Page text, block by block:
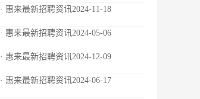
· 惠来最新招聘资讯2024-11-18
· 惠来最新招聘资讯2024-05-06
· 惠来最新招聘资讯2024-12-09
· 惠来最新招聘资讯2024-06-17